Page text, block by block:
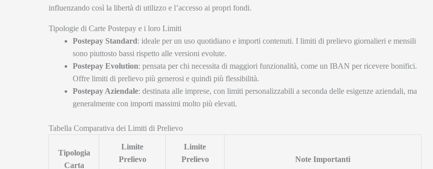
influenzando così la libertà di utilizzo e l’accesso ai propri fondi.
Tipologie di Carte Postepay e i loro Limiti
Postepay Standard: ideale per un uso quotidiano e importi contenuti. I limiti di prelievo giornalieri e mensili
sono piuttosto bassi rispetto alle versioni evolute.
Postepay Evolution: pensata per chi necessita di maggiori funzionalità, come un IBAN per ricevere bonifici.
Offre limiti di prelievo più generosi e quindi più flessibilità.
Postepay Aziendale: destinata alle imprese, con limiti personalizzabili a seconda delle esigenze aziendali, ma
generalmente con importi massimi molto più elevati.
Tabella Comparativa dei Limiti di Prelievo
Tipologia
Carta
Limite
Prelievo
Limite
Prelievo
Note Importanti